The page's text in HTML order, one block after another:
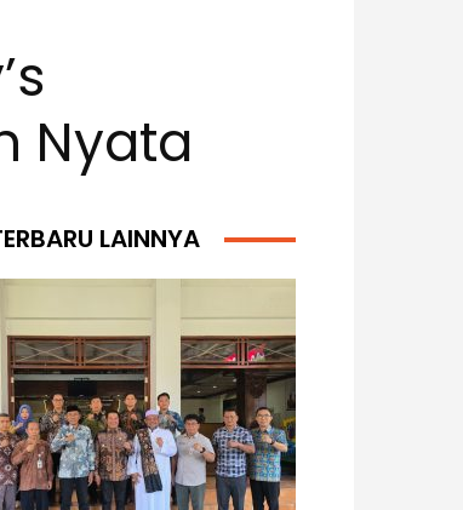
Nyata
LAINNYA